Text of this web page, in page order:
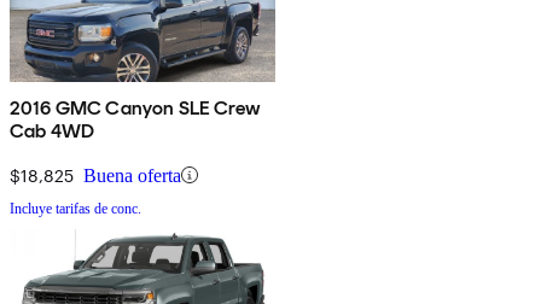
2016 GMC Canyon SLE Crew
Cab 4WD
$18,825 Buena oferta
Incluye tarifas de conc.